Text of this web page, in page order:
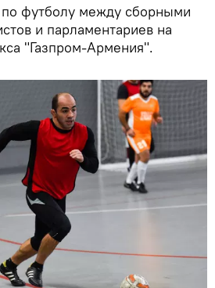
футболу между сборными
и парламентариев на
"Газпром-Армения".